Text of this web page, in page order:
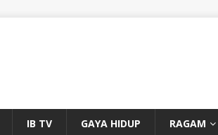
IB TV GAYA HIDUP RAGAM